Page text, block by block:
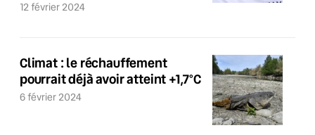
12 février 2024
Climat : le réchauffement
pourrait déjà avoir atteint +1,7°C
6 février 2024